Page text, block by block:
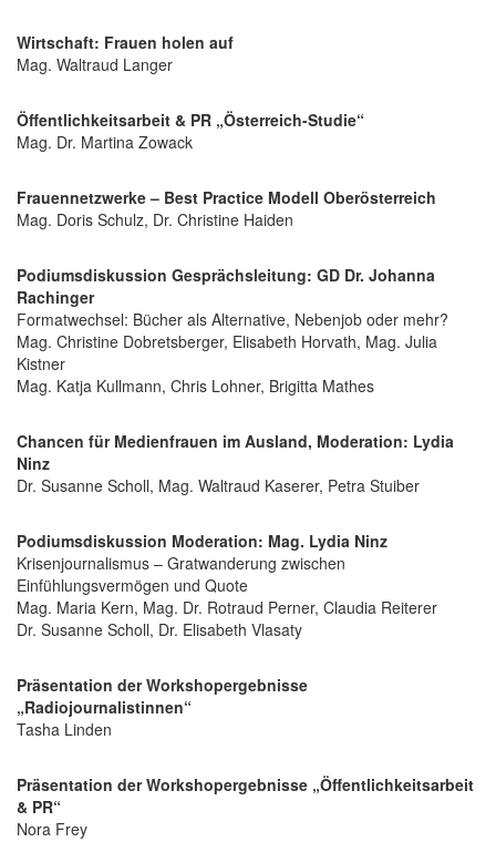
Wirtschaft: Frauen holen auf
Mag. Waltraud Langer
Öffentlichkeitsarbeit & PR „Österreich-Studie“
Mag. Dr. Martina Zowack
Frauennetzwerke – Best Practice Modell Oberösterreich
Mag. Doris Schulz, Dr. Christine Haiden
Podiumsdiskussion Gesprächsleitung: GD Dr. Johanna
Rachinger
Formatwechsel: Bücher als Alternative, Nebenjob oder mehr?
Mag. Christine Dobretsberger, Elisabeth Horvath, Mag. Julia
Kistner
Mag. Katja Kullmann, Chris Lohner, Brigitta Mathes
Chancen für Medienfrauen im Ausland, Moderation: Lydia
Ninz
Dr. Susanne Scholl, Mag. Waltraud Kaserer, Petra Stuiber
Podiumsdiskussion Moderation: Mag. Lydia Ninz
Krisenjournalismus – Gratwanderung zwischen
Einfühlungsvermögen und Quote
Mag. Maria Kern, Mag. Dr. Rotraud Perner, Claudia Reiterer
Dr. Susanne Scholl, Dr. Elisabeth Vlasaty
Präsentation der Workshopergebnisse
„Radiojournalistinnen“
Tasha Linden
Präsentation der Workshopergebnisse „Öffentlichkeitsarbeit
& PR“
Nora Frey